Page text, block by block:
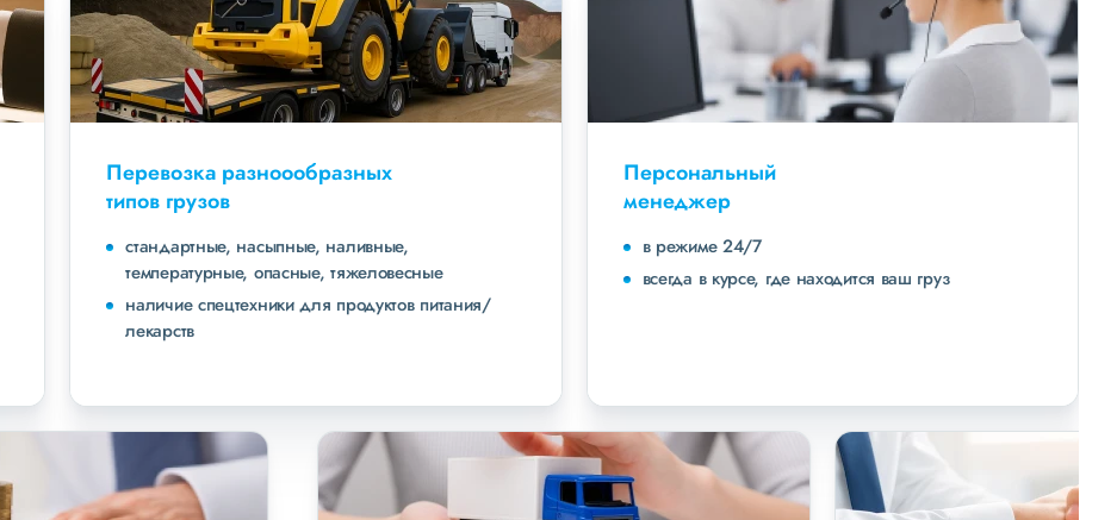
Перевозка разноообразных
типов грузов
стандартные, насыпные, наливные,
температурные, опасные, тяжеловесные
наличие спецтехники для продуктов питания/
лекарств
Персональный
менеджер
в режиме 24/7
всегда в курсе, где находится ваш груз